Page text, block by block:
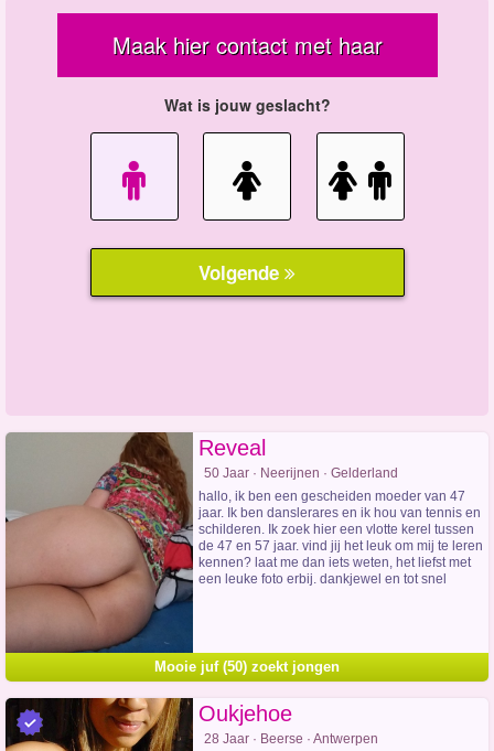
Reveal
50 Jaar · Neerijnen · Gelderland
hallo, ik ben een gescheiden moeder van 47
jaar. Ik ben danslerares en ik hou van tennis en
schilderen. Ik zoek hier een vlotte kerel tussen
de 47 en 57 jaar. vind jij het leuk om mij te leren
kennen? laat me dan iets weten, het liefst met
een leuke foto erbij. dankjewel en tot snel
Mooie juf (50) zoekt jongen
Oukjehoe
28 Jaar · Beerse · Antwerpen